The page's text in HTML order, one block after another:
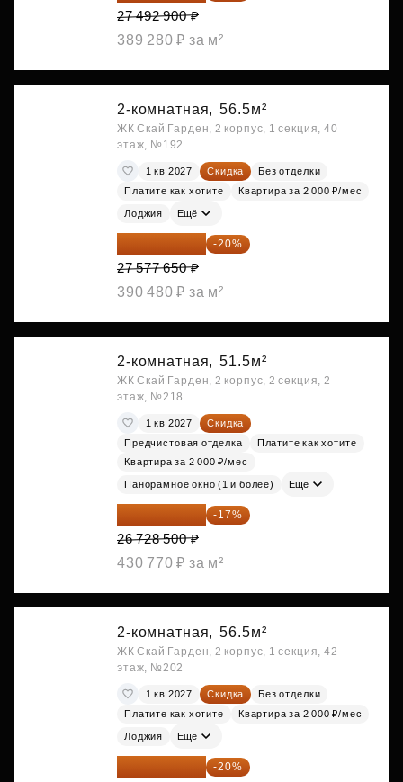
27 492 900 ₽
389 280 ₽ за м²
2-комнатная, 56.5м²
ЖК Скай Гарден, 2 корпус, 1 секция, 40
этаж, №192
1 кв 2027 Скидка
Без отделки
Платите как хотите
Квартира за 2 000 ₽/мес
Лоджия Ещё
22 062 120 ₽ -20%
27 577 650 ₽
390 480 ₽ за м²
2-комнатная, 51.5м²
ЖК Скай Гарден, 2 корпус, 2 секция, 2
этаж, №218
1 кв 2027
Скидка
Предчистовая отделка
Платите как хотите
Квартира за 2 000 ₽/мес
Панорамное окно (1 и более) Ещё
22 184 655 ₽ -17%
26 728 500 ₽
430 770 ₽ за м²
2-комнатная, 56.5м²
ЖК Скай Гарден, 2 корпус, 1 секция, 42
этаж, №202
1 кв 2027 Скидка
Без отделки
Платите как хотите
Квартира за 2 000 ₽/мес
Лоджия Ещё
22 220 320 ₽ -20%